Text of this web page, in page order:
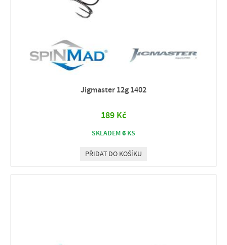
Jigmaster 12g 1402
189 Kč
SKLADEM6 KS
PŘIDAT DO KOŠÍKU